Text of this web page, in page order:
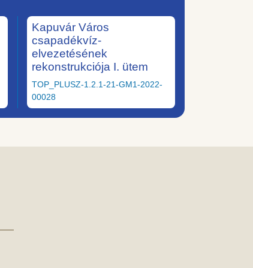
Kapuvár Város
csapadékvíz-
elvezetésének
rekonstrukciója I. ütem
TOP_PLUSZ-1.2.1-21-GM1-2022-
00028